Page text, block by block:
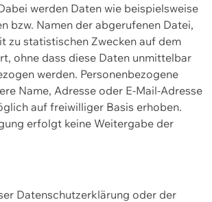
werden Daten wie beispielsweise
bzw. Namen der abgerufenen Datei,
zu statistischen Zwecken auf dem
ohne dass diese Daten unmittelbar
werden. Personenbezogene
Name, Adresse oder E-Mail-Adresse
auf freiwilliger Basis erhoben.
erfolgt keine Weitergabe der
Datenschutzerklärung oder der